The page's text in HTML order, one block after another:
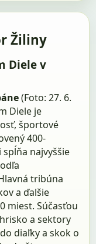
Žiliny
Diele v
(Foto: 27. 6.
Diele je
športové
400-
najvyššie
tribúna
a ďalšie
miest. Súčasťou
a sektory
diaľky a skok o